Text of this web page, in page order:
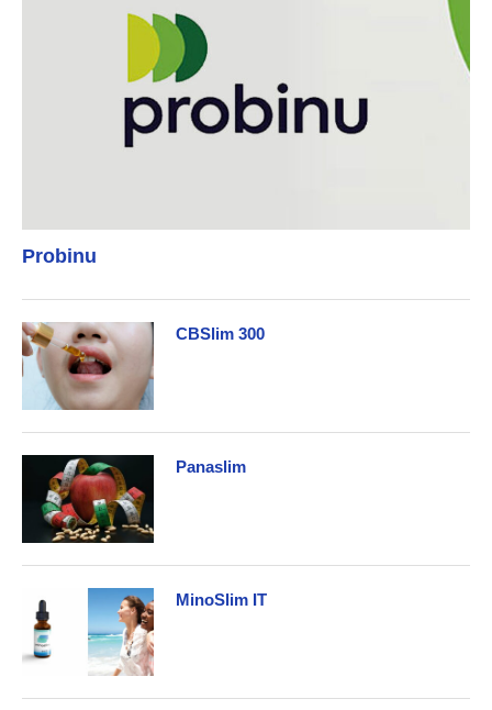
Probinu
CBSlim 300
Panaslim
MinoSlim IT